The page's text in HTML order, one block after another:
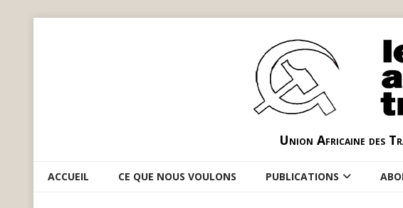
Union Africaine des
ACCUEIL CE QUE NOUS VOULONS PUBLICATIONS